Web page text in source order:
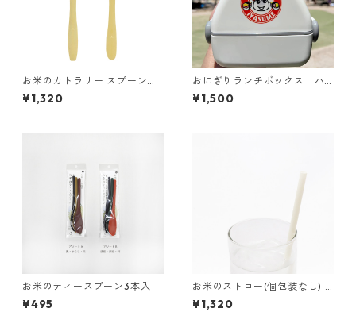
お米のカトラリー スプーン＆
フォーク（個包装）100本
¥1,320
おにぎりランチボックス ハ
ワイのMusubi Cafe Iyasume
（いやす夢）コラボ
¥1,500
お米のティースプーン3本入
¥495
お米のストロー(個包装なし) 5
00本／1箱
¥1,320